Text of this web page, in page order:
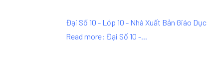
Đại Số 10 - Lớp 10 - Nhà Xuất Bản Giáo Dục
Read more: Đại Số 10 -...